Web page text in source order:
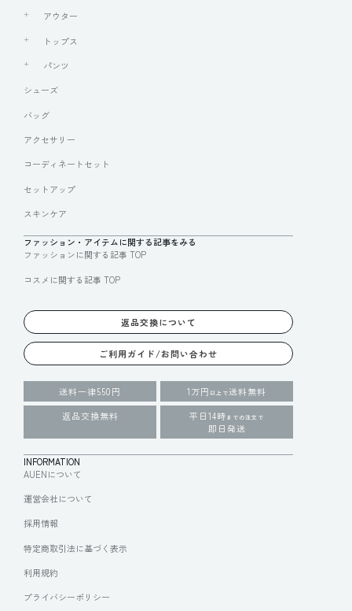
アウター
トップス
パンツ
シューズ
バッグ
アクセサリー
コーディネートセット
セットアップ
スキンケア
ファッション・アイテムに関する記事をみる
ファッションに関する記事 TOP
コスメに関する記事 TOP
返品交換について
ご利用ガイド/お問い合わせ
送料一律550円 1万円 以上で送料無料
返品交換無料
平日14時 までの注文で
即日発送
INFORMATION
AUENについて
運営会社について
採用情報
特定商取引法に基づく表示
利用規約
プライバシーポリシー